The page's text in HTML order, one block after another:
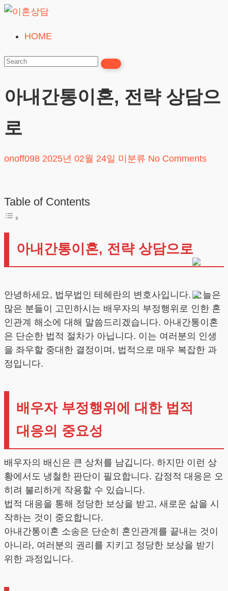
Skip
content
혼
담
HOME
아내간통이혼, 전략 상담으
로
onoff098 2025년 02월 24일 미분류 No Comments
Table of Contents
아내간통이혼, 전략 상담으로
안녕하세요, 법무법인 테헤란의 변호사입니다. 오늘은
많은 분들이 고민하시는 배우자의 부정행위로 인한 혼
인관계 해소에 대해 말씀드리겠습니다. 아내간통이혼
은 단순한 법적 절차가 아닙니다. 이는 여러분의 인생
을 좌우할 중대한 결정이며, 법적으로 매우 복잡한 과
정입니다.
배우자 부정행위에 대한 법적
대응의 중요성
배우자의 배신은 큰 상처를 남깁니다. 하지만 이런 상
황에서도 냉철한 판단이 필요합니다. 감정적 대응은 오
히려 불리하게 작용할 수 있습니다.
법적 대응을 통해 정당한 보상을 받고, 새로운 삶을 시
작하는 것이 중요합니다.
아내간통이혼 소송은 단순히 혼인관계를 끝내는 것이
아니라, 여러분의 권리를 지키고 정당한 보상을 받기
위한 과정입니다.